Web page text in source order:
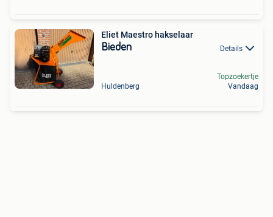
Eliet Maestro hakselaar
Bieden Details
Huldenberg
Topzoekertje
Vandaag